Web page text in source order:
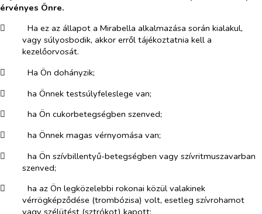
érvényes Önre.
​
Ha ez az állapot a Mirabella alkalmazása során kialakul,
vagy súlyosbodik, akkor erről tájékoztatnia kell a
kezelőorvosát.
​
Ha Ön dohányzik;
​
ha Önnek testsúlyfeleslege van;
​
ha Ön cukorbetegségben szenved;
​
ha Önnek magas vérnyomása van;
​
ha Ön szívbillentyű-betegségben vagy szívritmuszavarban
szenved;
​
ha az Ön legközelebbi rokonai közül valakinek
vérrögképződése (trombózisa) volt, esetleg szívrohamot